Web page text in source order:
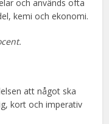
och används ofta
kemi och ekonomi.
att något ska
kort och imperativ